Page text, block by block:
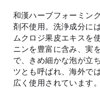
和漢ハーブフォーミン
剤不使用。洗浄成分に
ムクロジ果皮エキスを
ニンを豊富に含み、実
で、きめ細かな泡が立
ツとも呼ばれ、海外で
広く使用されています。